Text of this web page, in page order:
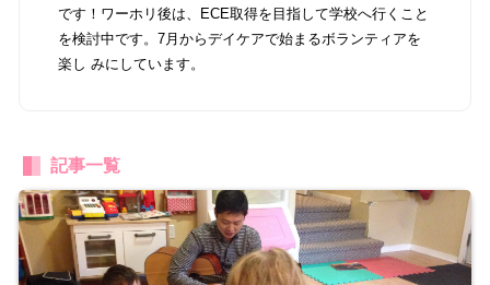
です！ワーホリ後は、ECE取得を目指して学校へ行くこと
を検討中です。7月からデイケアで始まるボランティアを
楽し みにしています。
記事一覧